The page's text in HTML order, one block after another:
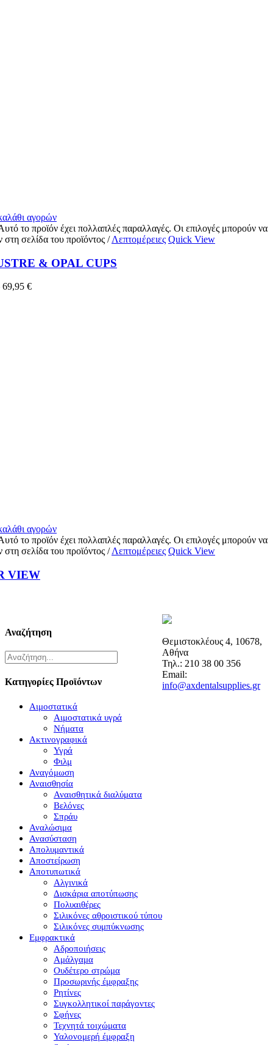
αγορών
το προϊόν έχει πολλαπλές παραλλαγές. Οι επιλογές μπορούν να
στη σελίδα του προϊόντος / Λεπτομέρειες Quick View
& OPAL CUPS
69,95 €
αγορών
το προϊόν έχει πολλαπλές παραλλαγές. Οι επιλογές μπορούν να
στη σελίδα του προϊόντος / Λεπτομέρειες Quick View
VIEW
Αναζήτηση
Κατηγορίες Προϊόντων
Αιμοστατικά
Αιμοστατικά υγρά
Νήματα
Ακτινογραφικά
Υγρά
Φιλμ
Αναγόμωση
Αναισθησία
Αναισθητικά διαλύματα
Βελόνες
Σπράυ
Αναλώσιμα
Ανασύσταση
Απολυμαντικά
Αποστείρωση
Αποτυπωτικά
Αλγινικά
Δισκάρια αποτύπωσης
Πολυαιθέρες
Σιλικόνες αθροιστικού τύπου
Σιλικόνες συμπύκνωσης
Εμφρακτικά
Αδροποιήσεις
Αμάλγαμα
Ουδέτερο στρώμα
Προσωρινής έμφραξης
Ρητίνες
Συγκολλητικοί παράγοντες
Σφήνες
Τεχνητά τοιχώματα
Υαλονομερή έμφραξη
Θεμιστοκλέους 4, 10678,
Αθήνα
Τηλ.: 210 38 00 356
Email:
info@axdentalsupplies.gr